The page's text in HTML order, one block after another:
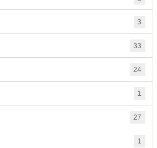
3
33
24
1
27
1